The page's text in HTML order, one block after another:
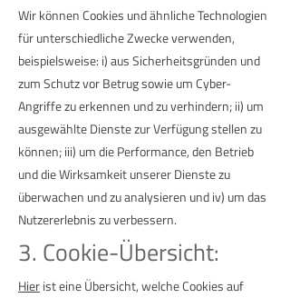
Wir können Cookies und ähnliche Technologien
für unterschiedliche Zwecke verwenden,
beispielsweise: i) aus Sicherheitsgründen und
zum Schutz vor Betrug sowie um Cyber-
Angriffe zu erkennen und zu verhindern; ii) um
ausgewählte Dienste zur Verfügung stellen zu
können; iii) um die Performance, den Betrieb
und die Wirksamkeit unserer Dienste zu
überwachen und zu analysieren und iv) um das
Nutzererlebnis zu verbessern.
3. Cookie-Übersicht:
Hierist eine Übersicht, welche Cookies auf